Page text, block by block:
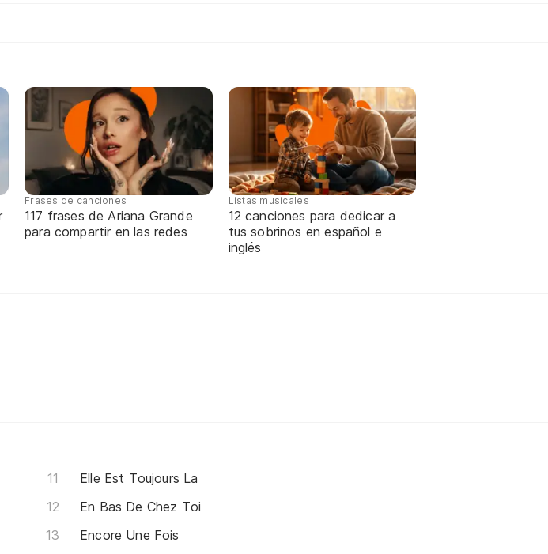
Frases de canciones
117 frases de Ariana Grande
para compartir en las redes
Listas musicales
12 canciones para dedicar a
tus sobrinos en español e
inglés
Elle Est Toujours La
En Bas De Chez Toi
Encore Une Fois